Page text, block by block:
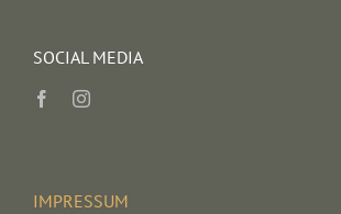
SOCIAL MEDIA
IMPRESSUM